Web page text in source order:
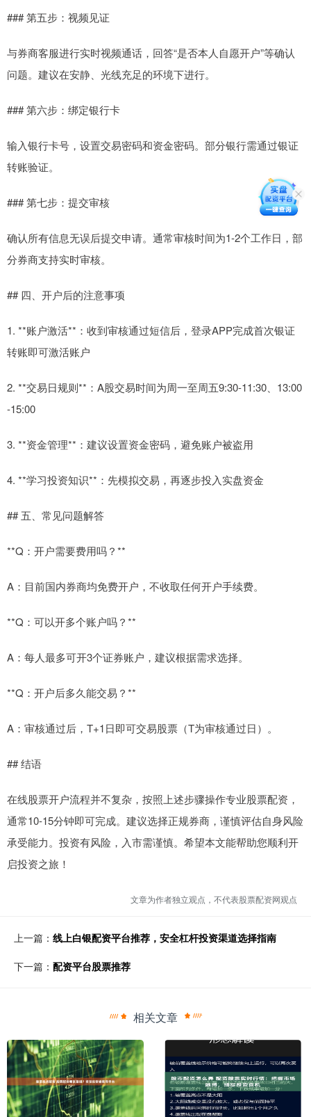
### 第五步：视频见证
与券商客服进行实时视频通话，回答“是否本人自愿开户”等确认
问题。建议在安静、光线充足的环境下进行。
### 第六步：绑定银行卡
输入银行卡号，设置交易密码和资金密码。部分银行需通过银证
转账验证。
### 第七步：提交审核
确认所有信息无误后提交申请。通常审核时间为1-2个工作日，部
分券商支持实时审核。
## 四、开户后的注意事项
1. **账户激活**：收到审核通过短信后，登录APP完成首次银证
转账即可激活账户
2. **交易日规则**：A股交易时间为周一至周五9:30-11:30、13:00
-15:00
3. **资金管理**：建议设置资金密码，避免账户被盗用
4. **学习投资知识**：先模拟交易，再逐步投入实盘资金
## 五、常见问题解答
**Q：开户需要费用吗？**
A：目前国内券商均免费开户，不收取任何开户手续费。
**Q：可以开多个账户吗？**
A：每人最多可开3个证券账户，建议根据需求选择。
**Q：开户后多久能交易？**
A：审核通过后，T+1日即可交易股票（T为审核通过日）。
## 结语
在线股票开户流程并不复杂，按照上述步骤操作专业股票配资，
通常10-15分钟即可完成。建议选择正规券商，谨慎评估自身风险
承受能力。投资有风险，入市需谨慎。希望本文能帮助您顺利开
启投资之旅！
文章为作者独立观点，不代表股票配资网观点
上一篇： 线上白银配资平台推荐，安全杠杆投资渠道选择指南
下一篇： 配资平台股票推荐
相关文章